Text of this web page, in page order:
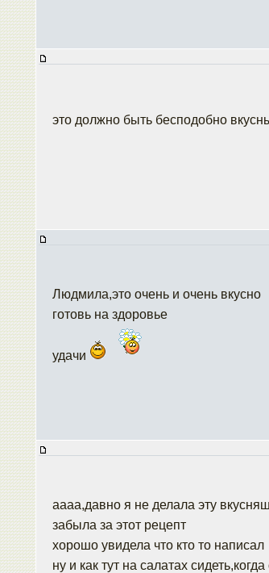
это должно быть бесподобно
Людмила,это очень и очень вкусно
готовь на здоровье
удачи
аааа,давно я не делала эту
забыла за этот рецепт
хорошо увидела что кто то написал
ну и как тут на салатах